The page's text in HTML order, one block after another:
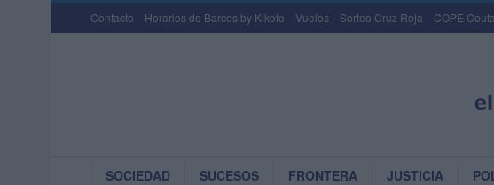
Contacto Horarios de Barcos by Kikoto Vuelos Sorteo Cruz Roja COPE Ceuta
SOCIEDAD SUCESOS FRONTERA JUSTICIA